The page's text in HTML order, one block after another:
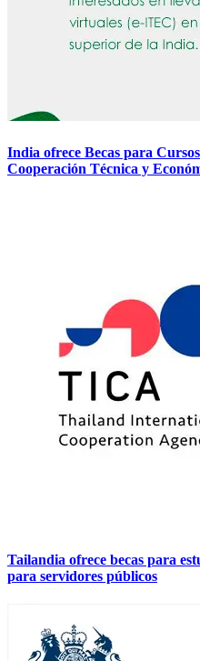
India ofrece Becas para
Cooperación Técnica y
Tailandia ofrece becas para
para servidores públicos